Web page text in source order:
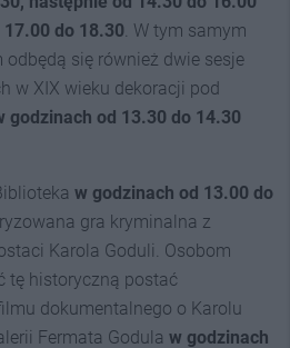
do 18.30. W tym samym
odbędą się również dwie sesje
w XIX wieku dekoracji pod
godzinach od 13.30 do 14.30
w godzinach od 13.00 do
gra kryminalna z
Karola Goduli. Osobom
tę historyczną postać
dokumentalnego o Karolu
Fermata Godula w godzinach